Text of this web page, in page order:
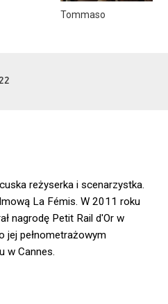
Tommaso
reżyserka i scenarzystka.
La Fémis. W 2011 roku
nagrodę Petit Rail d'Or w
jej pełnometrażowym
w Cannes.